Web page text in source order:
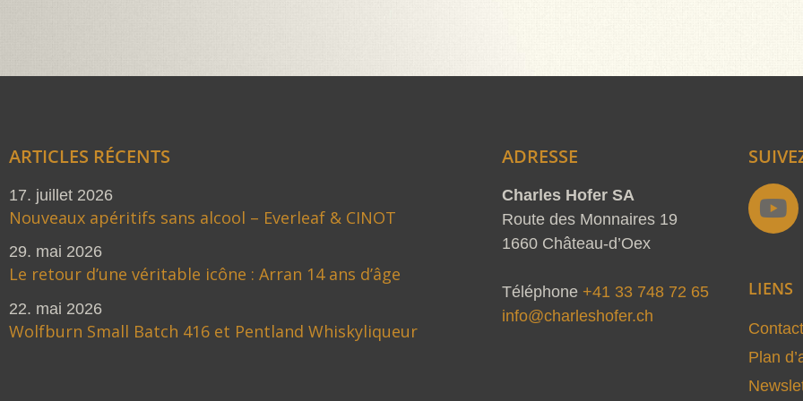
ARTICLES RÉCENTS
17. juillet 2026
Nouveaux apéritifs sans alcool – Everleaf & CINOT
29. mai 2026
Le retour d’une véritable icône : Arran 14 ans d’âge
22. mai 2026
Wolfburn Small Batch 416 et Pentland Whiskyliqueur
ADRESSE
Charles Hofer SA
Route des Monnaires 19
1660 Château-d’Oex
Téléphone +41 33 748 72 65
info@charleshofer.ch
Y
o
u
b
LIENS
Contact
Plan